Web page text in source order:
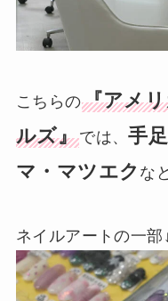
こちらの『アメ
ルズ』では、手
マ・マツエク な
ネイルアートの一部